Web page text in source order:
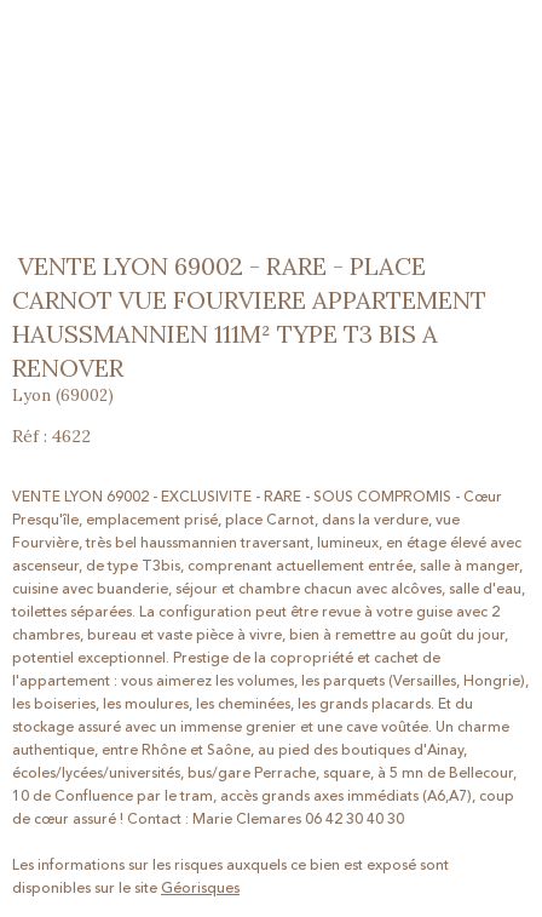
VENTE LYON 69002 - RARE - PLACE
CARNOT VUE FOURVIERE APPARTEMENT
HAUSSMANNIEN 111M² TYPE T3 BIS A
RENOVER
Lyon (69002)
Réf : 4622
VENTE LYON 69002 - EXCLUSIVITE - RARE - SOUS COMPROMIS - Cœur
Presqu'île, emplacement prisé, place Carnot, dans la verdure, vue
Fourvière, très bel haussmannien traversant, lumineux, en étage élevé avec
ascenseur, de type T3bis, comprenant actuellement entrée, salle à manger,
cuisine avec buanderie, séjour et chambre chacun avec alcôves, salle d'eau,
toilettes séparées. La configuration peut être revue à votre guise avec 2
chambres, bureau et vaste pièce à vivre, bien à remettre au goût du jour,
potentiel exceptionnel. Prestige de la copropriété et cachet de
l'appartement : vous aimerez les volumes, les parquets (Versailles, Hongrie),
les boiseries, les moulures, les cheminées, les grands placards. Et du
stockage assuré avec un immense grenier et une cave voûtée. Un charme
authentique, entre Rhône et Saône, au pied des boutiques d'Ainay,
écoles/lycées/universités, bus/gare Perrache, square, à 5 mn de Bellecour,
10 de Confluence par le tram, accès grands axes immédiats (A6,A7), coup
de cœur assuré ! Contact : Marie Clemares 06 42 30 40 30
Les informations sur les risques auxquels ce bien est exposé sont
disponibles sur le siteGéorisques